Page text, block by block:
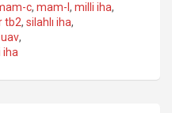
c, mam-l , milli iha,
tb2, silahlı iha,
uav,
iha